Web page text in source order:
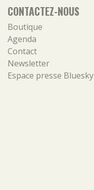
CONTACTEZ-NOUS
Boutique
Agenda
Contact
Newsletter
Espace presse Bluesky